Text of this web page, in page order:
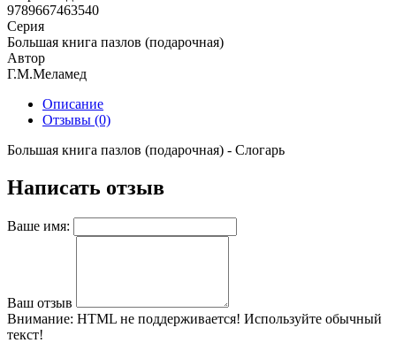
9789667463540
Серия
Большая книга пазлов (подарочная)
Автор
Г.М.Меламед
Описание
Отзывы (0)
Большая книга пазлов (подарочная) - Слогарь
Написать отзыв
Ваше имя:
Ваш отзыв
Внимание: HTML не поддерживается! Используйте обычный
текст!